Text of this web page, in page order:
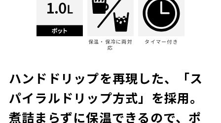
保温・保冷に両対
応
タイマー付き
ハンドドリップを再現した、「ス
パイラルドリップ方式」を採用。
煮詰まらずに保温できるので、ポ